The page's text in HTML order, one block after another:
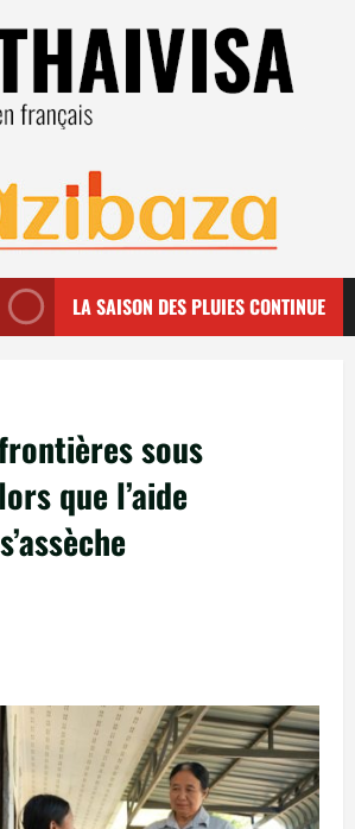
LA SAISON DES PLUIES CONTINUE
sous
que l’aide